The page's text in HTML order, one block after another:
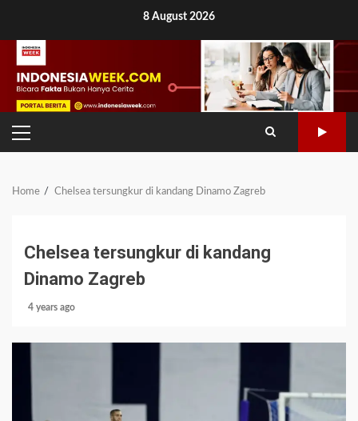
content
8 August 2026
PRIMARY
MENU
Home Chelsea tersungkur di kandang Dinamo Zagreb
Chelsea tersungkur di kandang
Dinamo Zagreb
4 years ago